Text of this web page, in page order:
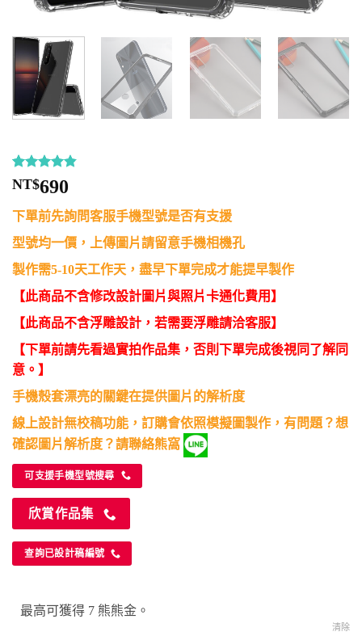
評分4.82
/ 5，已有
11
位顧客進
行評分
NT$690
下單前先詢問客服手機型號是否有支援
型號均一價，上傳圖片請留意手機相機孔
製作需5-10天工作天，盡早下單完成才能提早製作
【此商品不含修改設計圖片與照片卡通化費用】
【此商品不含浮雕設計，若需要浮雕請洽客服】
【下單前請先看過實拍作品集，否則下單完成後視同了解同
意。】
手機殼套漂亮的關鍵在提供圖片的解析度
線上設計無校稿功能，訂購會依照模擬圖製作，有問題？想
確認圖片解析度？請聯絡熊窩
可支援手機型號搜尋
欣賞作品集
查詢已設計稿編號
最高可獲得 7 熊熊金。
清除